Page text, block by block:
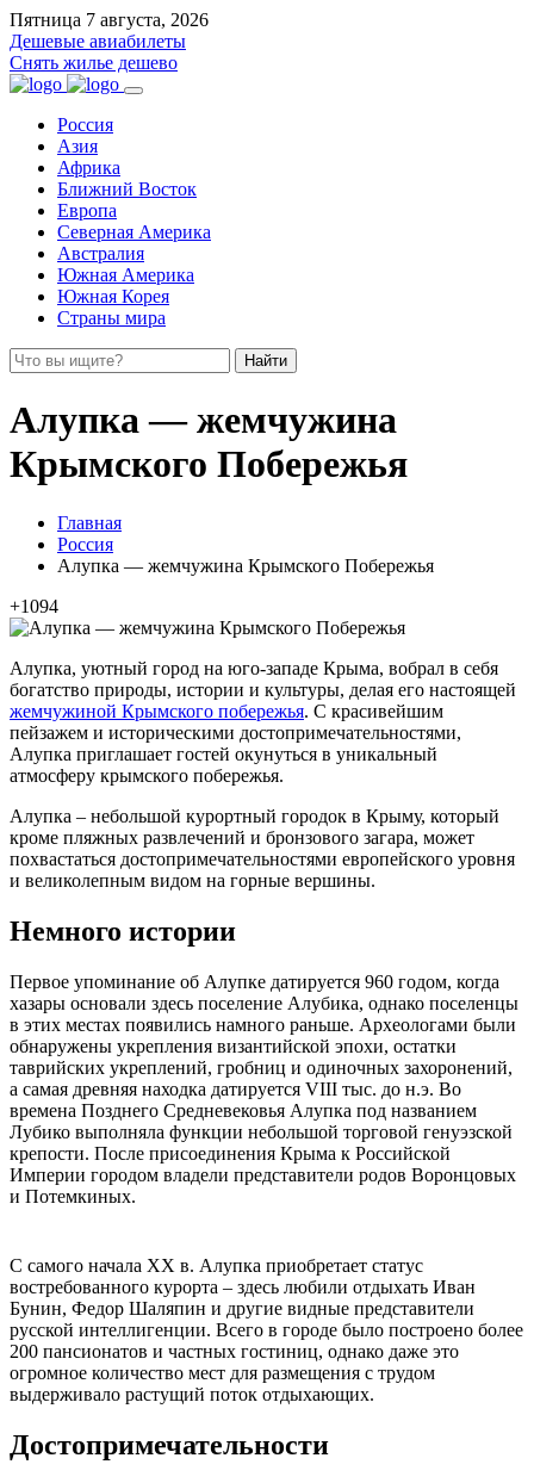
Пятница 7 августа, 2026
Дешевые авиабилеты
Снять жилье дешево
Россия
Азия
Африка
Ближний Восток
Европа
Северная Америка
Австралия
Южная Америка
Южная Корея
Страны мира
Найти
Алупка — жемчужина
Крымского Побережья
Главная
Россия
Алупка — жемчужина Крымского Побережья
+1094
Алупка, уютный город на юго-западе Крыма, вобрал в себя
богатство природы, истории и культуры, делая его настоящей
жемчужиной Крымского побережья. С красивейшим
пейзажем и историческими достопримечательностями,
Алупка приглашает гостей окунуться в уникальный
атмосферу крымского побережья.
Алупка – небольшой курортный городок в Крыму, который
кроме пляжных развлечений и бронзового загара, может
похвастаться достопримечательностями европейского уровня
и великолепным видом на горные вершины.
Немного истории
Первое упоминание об Алупке датируется 960 годом, когда
хазары основали здесь поселение Алубика, однако поселенцы
в этих местах появились намного раньше. Археологами были
обнаружены укрепления византийской эпохи, остатки
таврийских укреплений, гробниц и одиночных захоронений,
а самая древняя находка датируется VIII тыс. до н.э. Во
времена Позднего Средневековья Алупка под названием
Лубико выполняла функции небольшой торговой генуэзской
крепости. После присоединения Крыма к Российской
Империи городом владели представители родов Воронцовых
и Потемкиных.
С самого начала XX в. Алупка приобретает статус
востребованного курорта – здесь любили отдыхать Иван
Бунин, Федор Шаляпин и другие видные представители
русской интеллигенции. Всего в городе было построено более
200 пансионатов и частных гостиниц, однако даже это
огромное количество мест для размещения с трудом
выдерживало растущий поток отдыхающих.
Достопримечательности